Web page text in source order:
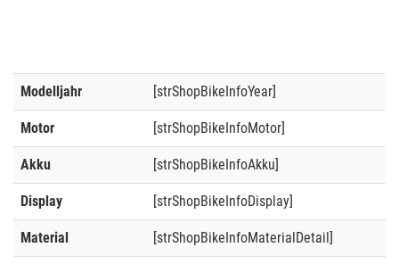
Modelljahr [strShopBikeInfoYear]
Motor [strShopBikeInfoMotor]
Akku [strShopBikeInfoAkku]
Display [strShopBikeInfoDisplay]
Material [strShopBikeInfoMaterialDetail]